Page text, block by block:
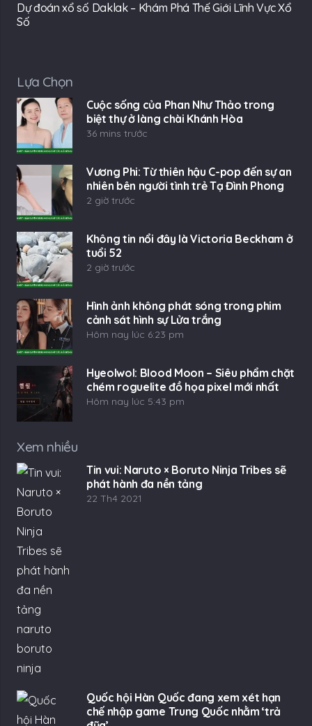
Dự đoán xổ số Daklak – Khám Phá Thế Giới Lĩnh Vực Xổ
Số
Lựa Chọn
Cuộc sống của Phan Như Thảo trong
biệt thự ở làng chài Khánh Hòa
36 mins trước
Vương Phi: Từ thiên hậu C-pop đến sự an
nhiên bên người tình trẻ Tạ Đình Phong
2 giờ trước
Không tin nổi đây là Victoria Beckham ở
tuổi 52
2 giờ trước
Hình ảnh không phát sóng trong phim
cảnh sát hình sự Lửa trắng
Hôm nay lúc 6:23 pm
Hyeolwol: Blood Moon – Siêu phẩm chặt
chém roguelite đồ họa pixel mới nhất
Hôm nay lúc 5:43 pm
Xem nhiều
Tin vui: Naruto × Boruto Ninja Tribes sẽ
phát hành đa nền tảng
22 Th4 2021
Quốc hội Hàn Quốc đang xem xét hạn
chế nhập game Trung Quốc nhằm ‘trả